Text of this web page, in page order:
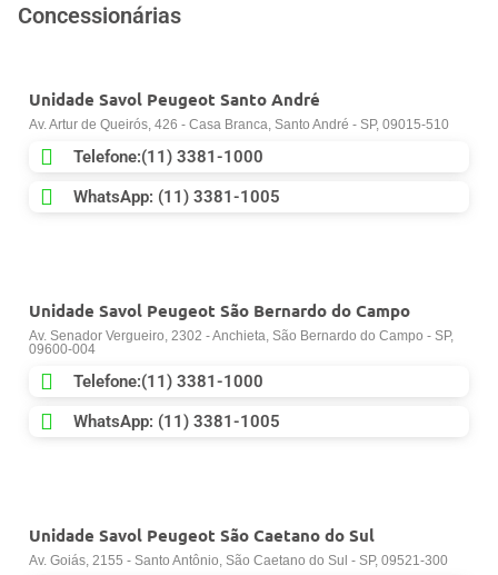
Concessionárias
Unidade Savol Peugeot Santo André
Av. Artur de Queirós, 426 - Casa Branca, Santo André - SP, 09015-510
Telefone:(11) 3381-1000
WhatsApp: (11) 3381-1005
Unidade Savol Peugeot São Bernardo do Campo
Av. Senador Vergueiro, 2302 - Anchieta, São Bernardo do Campo - SP,
09600-004
Telefone:(11) 3381-1000
WhatsApp: (11) 3381-1005
Unidade Savol Peugeot São Caetano do Sul
Av. Goiás, 2155 - Santo Antônio, São Caetano do Sul - SP, 09521-300